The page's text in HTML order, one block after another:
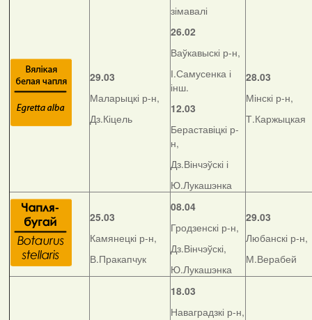
29.03
Маларыцкі р-н,
Дз.Кіцель
зімавалі
26.02
Ваўкавыскі р-н,
І.Самусенка і
інш.
12.03
Бераставіцкі р-
н,
Дз.Вінчэўскі і
Ю.Лукашэнка
28.03
Мінскі р-н,
Т.Каржыцкая
25.03
Камянецкі р-н,
В.Пракапчук
08.04
Гродзенскі р-н,
Дз.Вінчэўскі,
Ю.Лукашэнка
29.03
Любанскі р-н,
М.Верабей
18.03
Наваградзкі р-н,